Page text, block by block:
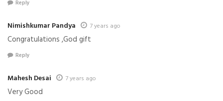
Reply
Nimishkumar Pandya 7 years ago
Congratulations ,God gift
Reply
Mahesh Desai 7 years ago
Very Good